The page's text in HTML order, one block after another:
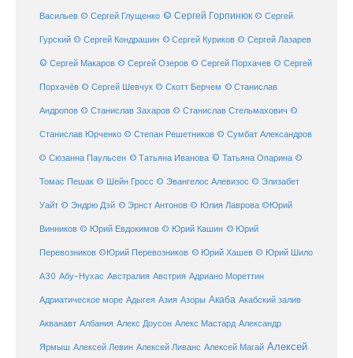
Васильев © Сергей Глущенко © Сергей Горпинюк © Сергей
Гурский © Сергей Кондрашин © Сергей Куриков © Сергей Лазарев
© Сергей Макаров © Сергей Озеров © Сергей Порхачев © Сергей
Порхачёв © Сергей Шевчук © Скотт Берчем © Станислав
Андропов © Станислав Захаров © Станислав Стельмахович ©
Станислав Юрченко © Степан Решетников © Сумбат Александров
© Сюзанна Паульсен © Татьяна Иванова © Татьяна Опарина ©
Томас Пешак © Шейн Гросс © Эвангелос Алевизос © Элизабет
Уайт © Эндрю Дэй © Эрнст Антонов © Юлия Лаврова ©Юрий
Винников © Юрий Евдокимов © Юрий Кашин © Юрий
Перевозников ©Юрий Перевозников © Юрий Хашев © Юрий Шило
А30 Абу-Нухас Австралия Австрия Адриано Мореттин
Адриатическое море Адыгея Азия Азоры Акаба Акабский залив
Акванавт Албания Алекс Доусон Алекс Мастард Александр
Ярмыш Алексей Левин Алексей Ливанс Алексей Магай Алексей